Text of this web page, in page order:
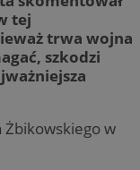
tej
trwa wojna
szkodzi
Żbikowskiego w